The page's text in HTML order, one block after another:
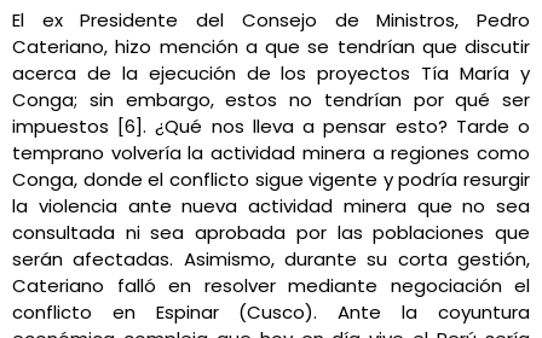
El ex Presidente del Consejo de Ministros, Pedro
Cateriano, hizo mención a que se tendrían que discutir
acerca de la ejecución de los proyectos Tía María y
Conga; sin embargo, estos no tendrían por qué ser
impuestos [6]. ¿Qué nos lleva a pensar esto? Tarde o
temprano volvería la actividad minera a regiones como
Conga, donde el conflicto sigue vigente y podría resurgir
la violencia ante nueva actividad minera que no sea
consultada ni sea aprobada por las poblaciones que
serán afectadas. Asimismo, durante su corta gestión,
Cateriano falló en resolver mediante negociación el
conflicto en Espinar (Cusco). Ante la coyuntura